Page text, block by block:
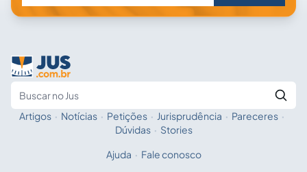
Fale com a IA
Artigos · Notícias · Petições · Jurisprudência · Pareceres ·
Dúvidas · Stories
Ajuda · Fale conosco